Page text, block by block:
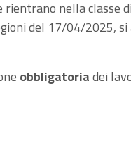
rientrano nella classe di
del 17/04/2025, si
obbligatoriadei